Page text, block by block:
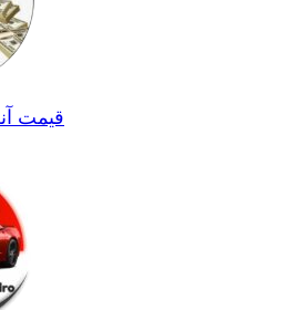
قیمت